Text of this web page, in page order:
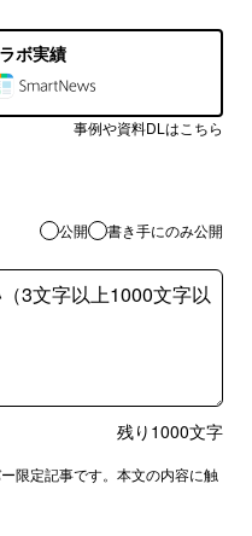
ボ実績
事例や資料DLはこちら
公開 書き手にのみ公開
残り 1000文字
限定記事です。本文の内容に触